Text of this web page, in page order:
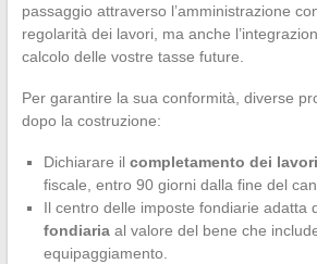
passaggio attraverso l’amministrazione
regolarità dei lavori, ma anche
calcolo delle vostre tasse future.
Per garantire la sua conformità, diverse
dopo la costruzione:
Dichiarare il completamento dei lavori
fiscale, entro 90 giorni dalla fine del
Il centro delle imposte fondiarie adatta
fondiariaal valore del bene che
equipaggiamento.